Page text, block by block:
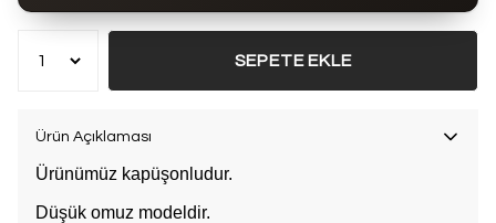
SEPETE EKLE
Ürün Açıklaması
Ürünümüz kapüşonludur.
Düşük omuz modeldir.